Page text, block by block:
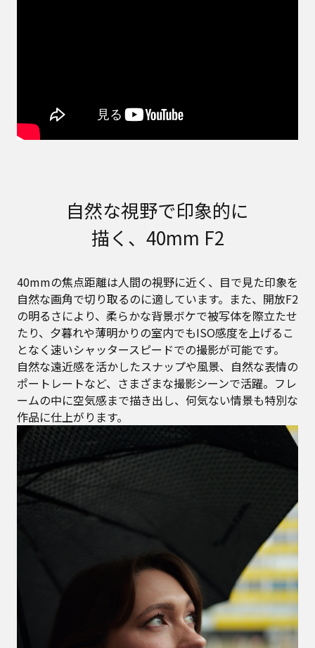
自然な視野で印象的に
描く、40mm F2
40mmの焦点距離は人間の視野に近く、目で見た印象を
自然な画角で切り取るのに適しています。また、開放F2
の明るさにより、柔らかな背景ボケで被写体を際立たせ
たり、夕暮れや薄明かりの室内でもISO感度を上げるこ
となく速いシャッタースピードでの撮影が可能です。
自然な遠近感を活かしたスナップや風景、自然な表情の
ポートレートなど、さまざまな撮影シーンで活躍。フレ
ームの中に空気感まで描き出し、何気ない情景も特別な
作品に仕上がります。